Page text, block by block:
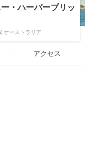
・ハーバーブリッ
オーストラリア
アクセス